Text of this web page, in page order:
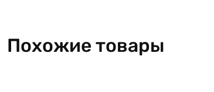
Похожие товары